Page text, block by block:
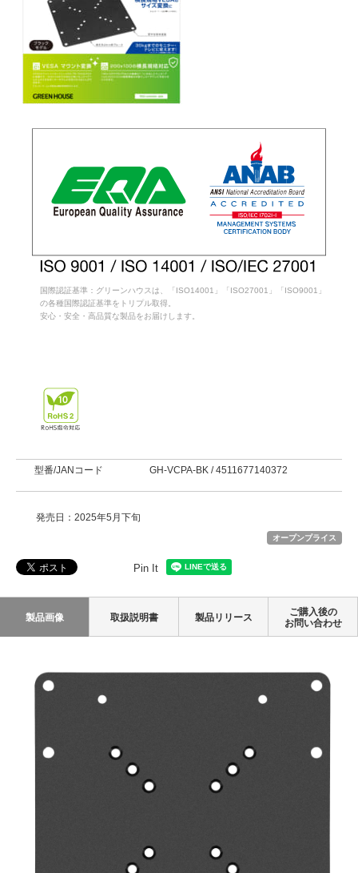
国際認証基準：グリーンハウスは、「ISO14001」「ISO27001」「ISO9001」
の各種国際認証基準をトリプル取得。
安心・安全・高品質な製品をお届けします。
型番/JANコード GH-VCPA-BK / 4511677140372
発売日：2025年5月下旬
オープンプライス
Pin It
製品画像 取扱説明書 製品リリース
ご購入後の
お問い合わせ